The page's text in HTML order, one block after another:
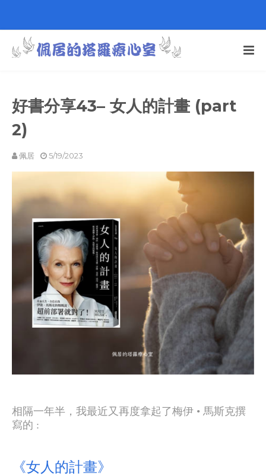
好書分享43– 女人的計畫 (part
2)
佩居 5/19/2023
相隔一年半，我最近又再度拿起了梅伊 • 馬斯克撰
寫的 :
《女人的計畫》